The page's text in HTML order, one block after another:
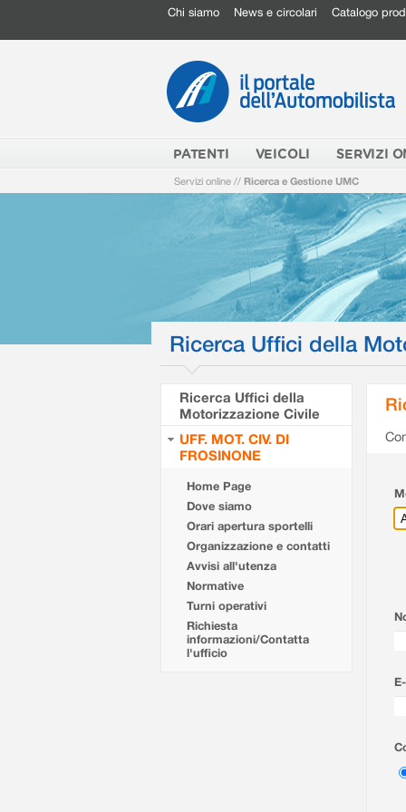
Chi siamo News e circolari Catalogo
PATENTI VEICOLI SERVIZI
Servizi online // Ricerca e Gestione UMC
Ricerca Uffici della
Ricerca Uffici della
Motorizzazione Civile
UFF. MOT. CIV. DI
FROSINONE
Home Page
Dove siamo
Orari apertura sportelli
Organizzazione e contatti
Avvisi all'utenza
Normative
Turni operativi
Richiesta
informazioni/Contatta
l'ufficio